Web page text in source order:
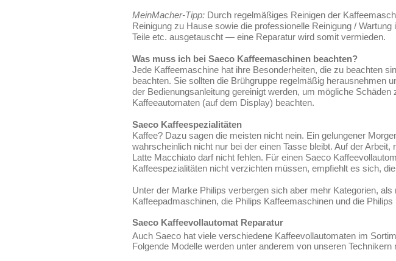
MeinMacher-Tipp: Durch regelmäßiges Reinigen der
Reinigung zu Hause sowie die professionelle Reinigung /
Teile etc. ausgetauscht — eine Reparatur wird somit vermieden.
Was muss ich bei Saeco Kaffeemaschinen beachten?
Jede Kaffeemaschine hat ihre Besonderheiten, die zu beachten
beachten. Sie sollten die Brühgruppe regelmäßig herausnehmen
der Bedienungsanleitung gereinigt werden, um mögliche
Kaffeeautomaten (auf dem Display) beachten.
Saeco Kaffeespezialitäten
Kaffee? Dazu sagen die meisten nicht nein. Ein gelungener
wahrscheinlich nicht nur bei der einen Tasse bleibt. Auf der
Latte Macchiato darf nicht fehlen. Für einen Saeco
Kaffeespezialitäten nicht verzichten müssen, empfiehlt es sich,
Unter der Marke Philips verbergen sich aber mehr Kategorien,
Kaffeepadmaschinen, die Philips Kaffeemaschinen und die
Saeco Kaffeevollautomat Reparatur
Auch Saeco hat viele verschiedene Kaffeevollautomaten im
Folgende Modelle werden unter anderem von unseren